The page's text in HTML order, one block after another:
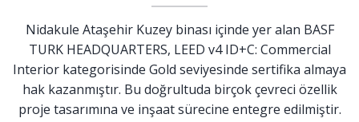
Nidakule Ataşehir Kuzey binası içinde yer alan BASF
TURK HEADQUARTERS, LEED v4 ID+C: Commercial
Interior kategorisinde Gold seviyesinde sertifika almaya
hak kazanmıştır. Bu doğrultuda birçok çevreci özellik
proje tasarımına ve inşaat sürecine entegre edilmiştir.